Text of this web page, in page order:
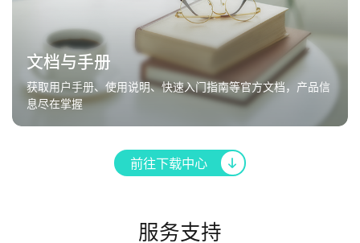
文档与手册
获取用户手册、使用说明、快速入门指南等官方文档，产品信
息尽在掌握
前往下载中心
服务支持